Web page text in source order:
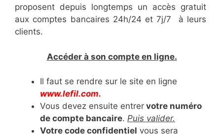
proposent depuis longtemps un accès gratuit
aux comptes bancaires 24h/24 et 7j/7 à leurs
clients.
Accéder à son compte en ligne.
Il faut se rendre sur le site en ligne
www.lefil.com.
Vous devez ensuite entrer votre numéro
de compte bancaire. Puis valider.
Votre code confidentiel vous sera